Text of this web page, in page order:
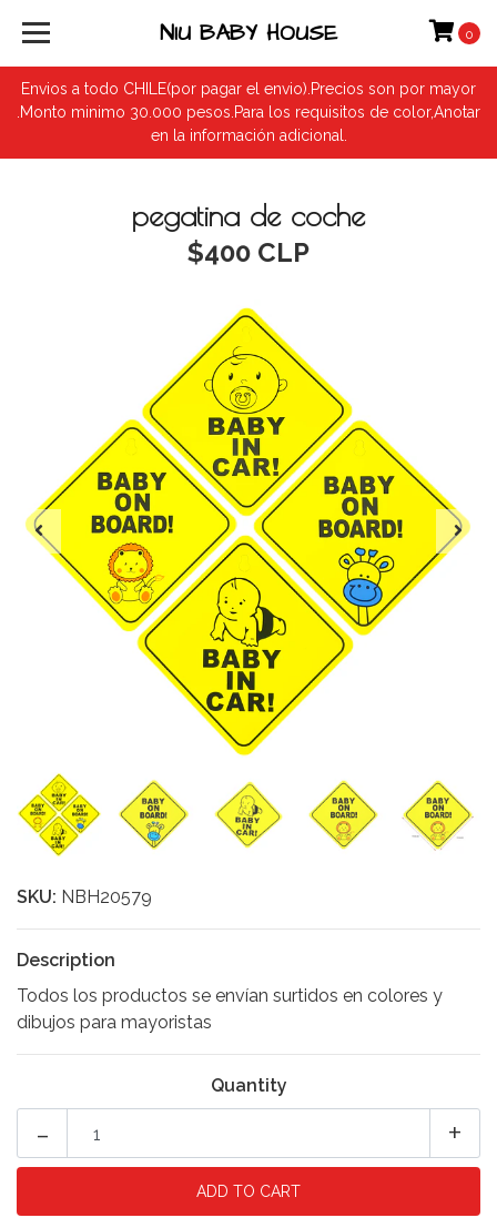
Envios a todo CHILE(por pagar el envio).Precios son por mayor
.Monto minimo 30.000 pesos.Para los requisitos de color,Anotar
en la información adicional.
NIU BABY HOUSE 0
pegatina de coche
$400 CLP
SKU: NBH20579
Description
Todos los productos se envían surtidos en colores y
dibujos para mayoristas
Quantity
+
-